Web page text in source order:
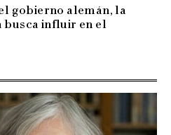
gobierno alemán, la
influir en el